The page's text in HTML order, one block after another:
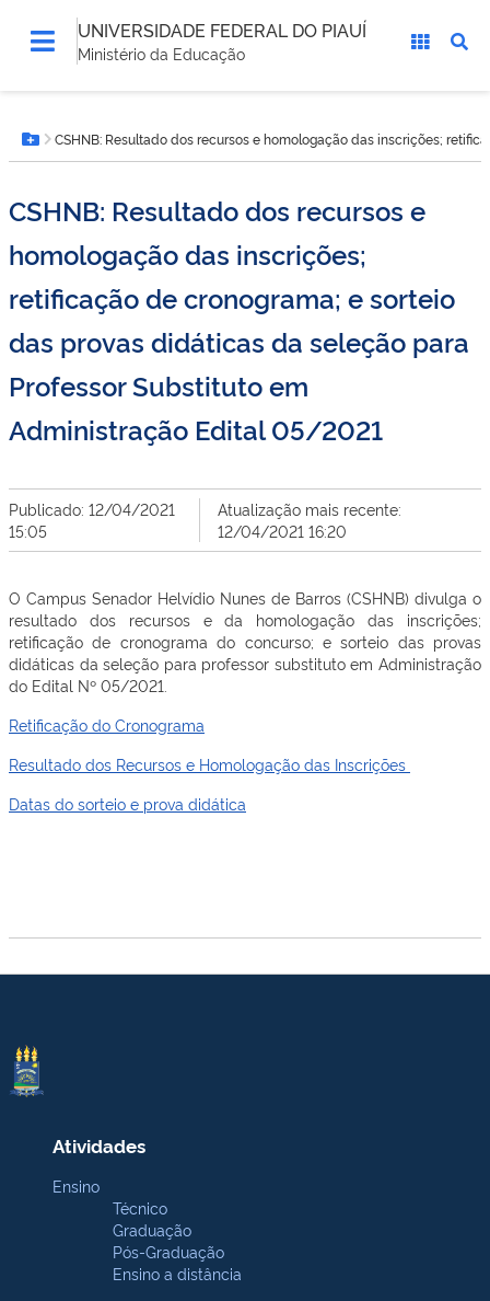
UNIVERSIDADE FEDERAL DO PIAUÍ
Ministério da Educação
está
aqui:Botão Menu
CSHNB: Resultado dos recursos e homologação das inscrições;
CSHNB: Resultado dos recursos e
homologação das inscrições;
retificação de cronograma; e sorteio
das provas didáticas da seleção para
Professor Substituto em
Administração Edital 05/2021
Publicado: 12/04/2021
15:05
Atualização mais recente:
12/04/2021 16:20
O Campus Senador Helvídio Nunes de Barros (CSHNB) divulga o
resultado dos recursos e da homologação das inscrições;
retificação de cronograma do concurso; e sorteio das provas
didáticas da seleção para professor substituto em Administração
do Edital Nº 05/2021.
Retificação do Cronograma
Resultado dos Recursos e Homologação das Inscrições
Datas do sorteio e prova didática
Atividades
Ensino
Técnico
Graduação
Pós-Graduação
Ensino a distância